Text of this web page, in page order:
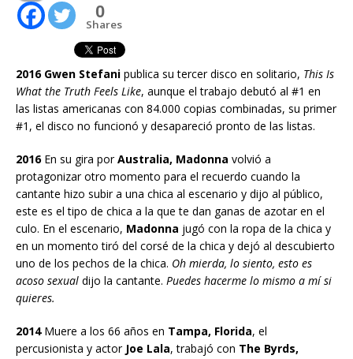
0
Shares
2016 Gwen Stefani publica su tercer disco en solitario, This Is
What the Truth Feels Like, aunque el trabajo debutó al #1 en
las listas americanas con 84.000 copias combinadas, su primer
#1, el disco no funcionó y desapareció pronto de las listas.
2016En su gira porAustralia, Madonna volvió a
protagonizar otro momento para el recuerdo cuando la
cantante hizo subir a una chica al escenario y dijo al público,
este es el tipo de chica a la que te dan ganas de azotar en el
culo. En el escenario, Madonna jugó con la ropa de la chica y
en un momento tiró del corsé de la chica y dejó al descubierto
uno de los pechos de la chica. Oh mierda, lo siento, esto es
acoso sexual dijo la cantante. Puedes hacerme lo mismo a mí si
quieres.
2014Muere a los 66 años en Tampa, Florida, el
percusionista y actor Joe Lala, trabajó con The Byrds,